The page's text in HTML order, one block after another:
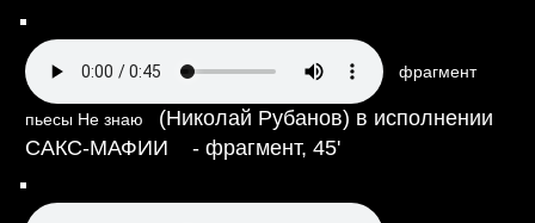
фрагмент
пьесы Не знаю
(Николай Рубанов) в исполнении
САКС-МАФИИ
- фрагмент, 45'